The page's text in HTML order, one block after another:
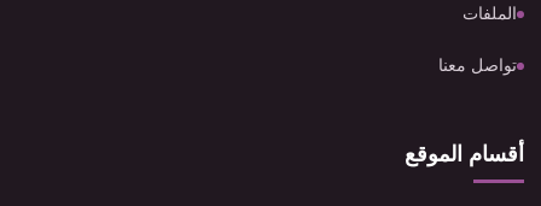
الملفات
تواصل معنا
أقسام الموقع